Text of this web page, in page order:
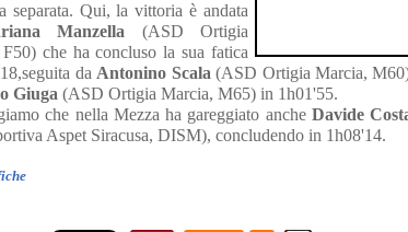
separata. Qui, la vittoria è andata
Manzella (ASD Ortigia
che ha concluso la sua fatica
da Antonino Scala (ASD Ortigia Marcia,
Giuga (ASD Ortigia Marcia, M65) in 1h01'55.
che nella Mezza ha gareggiato anche Davide
Aspet Siracusa, DISM), concludendo in 1h08'14.